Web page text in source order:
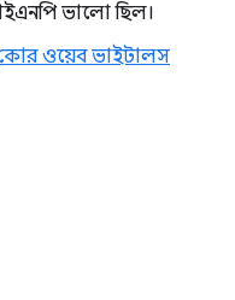
ভালো ছিল।
ওয়েব ভাইটালস